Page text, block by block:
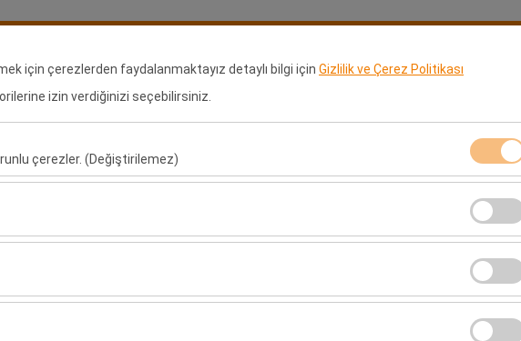
için çerezlerden faydalanmaktayız detaylı bilgi için Gizlilik ve Çerez Politikası
izin verdiğinizi seçebilirsiniz.
çerezler. (Değiştirilemez)
çalışması, güvenlik, oturum yönetimi ve temel işlevler için gereklidir. Devre dışı
(ziyaretçi sayısı, en çok ziyaret edilen sayfalar, kullanıcı davranışları) analiz
sitesi performansını ölçmek ve kullanıcı deneyimini sürekli iyileştirmek için kullanılır.
uygun kişiselleştirilmiş reklamlar göstermemize ve reklam kampanyalarımızın
oranı) ölçmemize olanak tanır.
Kiralama Noktaları Bayilik Başvurusu Araçlar Uzun Dönem Kiralama
Alış Tarih & Saat Bırakış Tarih & Saat
09:00